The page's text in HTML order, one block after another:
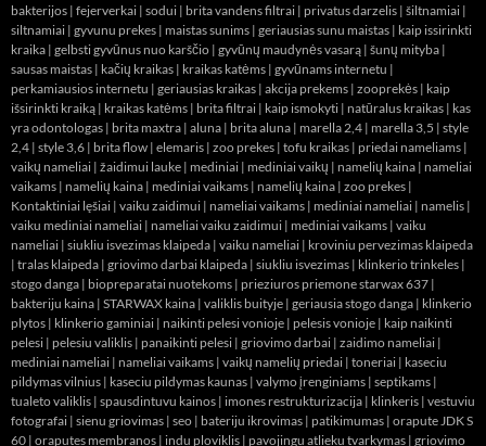
bakterijos | fejerverkai | sodui | brita vandens filtrai | privatus darzelis | šiltnamiai |
siltnamiai | gyvunu prekes | maistas sunims | geriausias sunu maistas | kaip issirinkti
kraika | gelbsti gyvūnus nuo karščio | gyvūnų maudynės vasarą | šunų mityba |
sausas maistas | kačių kraikas | kraikas katėms | gyvūnams internetu |
perkamiausios internetu | geriausias kraikas | akcija prekems | zooprekės | kaip
išsirinkti kraiką | kraikas katėms | brita filtrai | kaip ismokyti | natūralus kraikas | kas
yra odontologas | brita maxtra | aluna | brita aluna | marella 2,4 | marella 3,5 | style
2,4 | style 3,6 | brita flow | elemaris | zoo prekes | tofu kraikas | priedai nameliams |
vaikų nameliai | žaidimui lauke | mediniai | mediniai vaikų | namelių kaina | nameliai
vaikams | namelių kaina | mediniai vaikams | namelių kaina | zoo prekes |
Kontaktiniai lęšiai | vaiku zaidimui | nameliai vaikams | mediniai nameliai | namelis |
vaiku mediniai nameliai | nameliai vaiku zaidimui | mediniai vaikams | vaiku
nameliai | siukliu isvezimas klaipeda | vaiku nameliai | kroviniu pervezimas klaipeda
| tralas klaipeda | griovimo darbai klaipeda | siukliu isvezimas | klinkerio trinkeles |
stogo danga | biopreparatai nuotekoms | prieziuros priemone starwax 637 |
bakteriju kaina | STARWAX kaina | valiklis buityje | geriausia stogo danga | klinkerio
plytos | klinkerio gaminiai | naikinti pelesi vonioje | pelesis vonioje | kaip naikinti
pelesi | pelesiu valiklis | panaikinti pelesi | griovimo darbai | zaidimo nameliai |
mediniai nameliai | nameliai vaikams | vaikų namelių priedai | toneriai | kaseciu
pildymas vilnius | kaseciu pildymas kaunas | valymo įrenginiams | septikams |
tualeto valiklis | spausdintuvu kainos | imones restrukturizacija | klinkeris | vestuviu
fotografai | sienu griovimas | seo | bateriju ikrovimas | patikimumas | orapute JDK S
60 | oraputes membranos | indu ploviklis | pavojingu atlieku tvarkymas | griovimo